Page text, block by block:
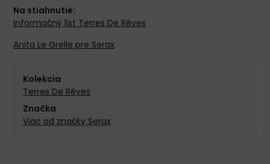
Na stiahnutie:
Informačný list Terres De Rêves
Anita Le Grelle pre Serax
Kolekcia
Terres De Rêves
Značka
Viac od značky Serax